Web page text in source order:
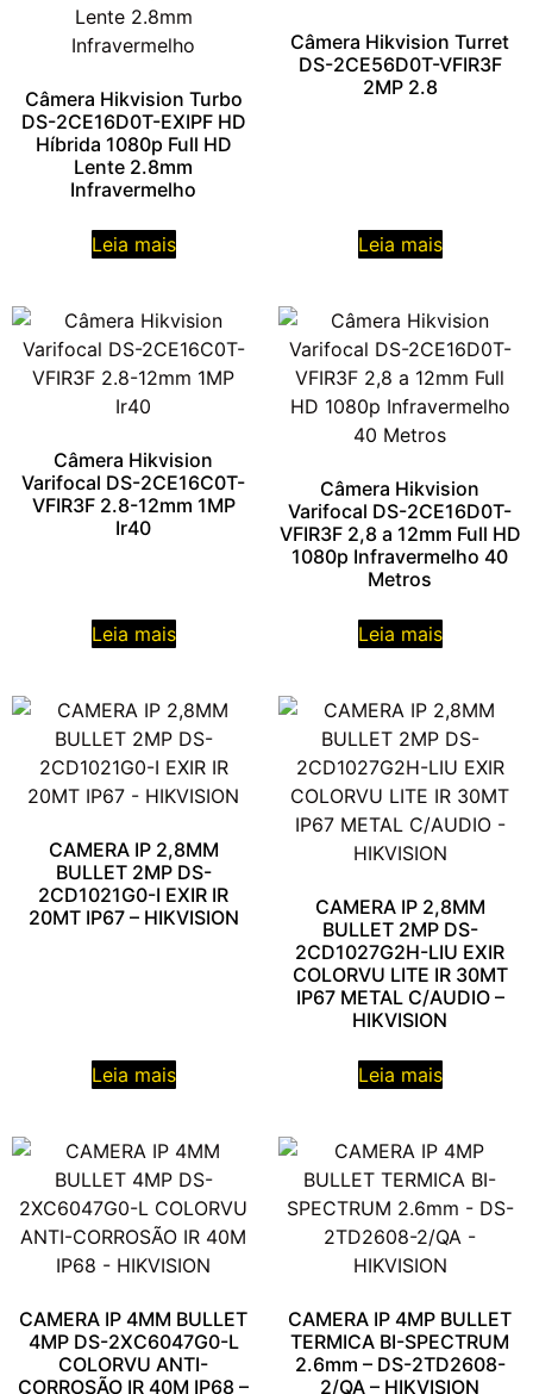
Câmera Hikvision Turbo
DS-2CE16D0T-EXIPF HD
Híbrida 1080p Full HD
Lente 2.8mm
Infravermelho
Leia mais
Câmera Hikvision Turret
DS-2CE56D0T-VFIR3F
2MP 2.8
Leia mais
Câmera Hikvision
Varifocal DS-2CE16C0T-
VFIR3F 2.8-12mm 1MP
Ir40
Leia mais
Câmera Hikvision
Varifocal DS-2CE16D0T-
VFIR3F 2,8 a 12mm Full HD
1080p Infravermelho 40
Metros
Leia mais
CAMERA IP 2,8MM
BULLET 2MP DS-
2CD1021G0-I EXIR IR
20MT IP67 – HIKVISION
Leia mais
CAMERA IP 2,8MM
BULLET 2MP DS-
2CD1027G2H-LIU EXIR
COLORVU LITE IR 30MT
IP67 METAL C/AUDIO –
HIKVISION
Leia mais
CAMERA IP 4MM BULLET
4MP DS-2XC6047G0-L
COLORVU ANTI-
CORROSÃO IR 40M IP68 –
CAMERA IP 4MP BULLET
TERMICA BI-SPECTRUM
2.6mm – DS-2TD2608-
2/QA – HIKVISION